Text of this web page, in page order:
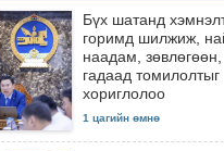
Бүх шатанд
горимд шилжиж,
наадам, зөвлөгөөн,
гадаад томилолтыг
хориглолоо
1 цагийн өмнө